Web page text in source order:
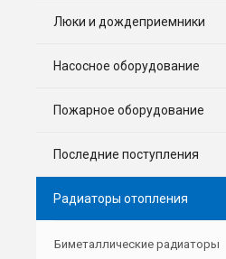
Люки и дождеприемники
Насосное оборудование
Пожарное оборудование
Последние поступления
Радиаторы отопления
Биметаллические радиаторы